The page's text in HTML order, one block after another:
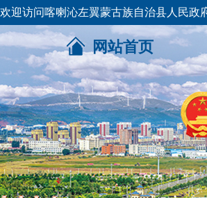
欢迎访问喀喇沁左翼蒙古族自治县人民政
网站首页